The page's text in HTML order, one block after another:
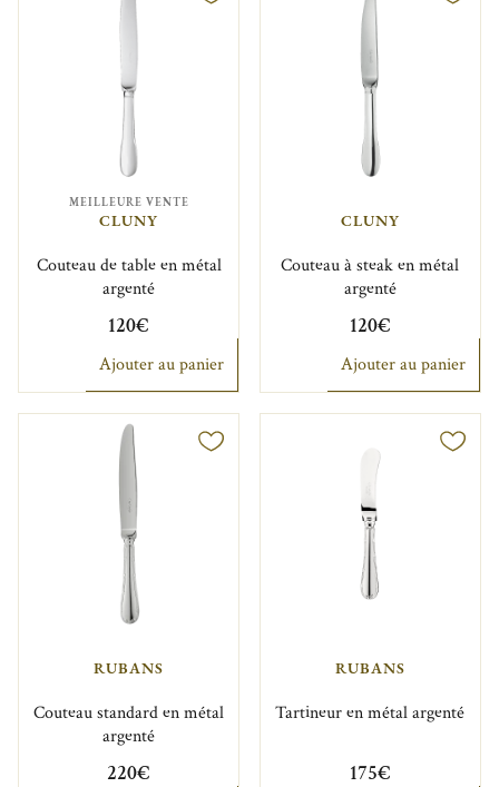
MEILLEURE VENTE
CLUNY
Couteau de table en métal
argenté
120€
Ajouter au panier
CLUNY
Couteau à steak en métal
argenté
120€
Ajouter au panier
RUBANS
Couteau standard en métal
argenté
220€
RUBANS
Tartineur en métal argenté
175€